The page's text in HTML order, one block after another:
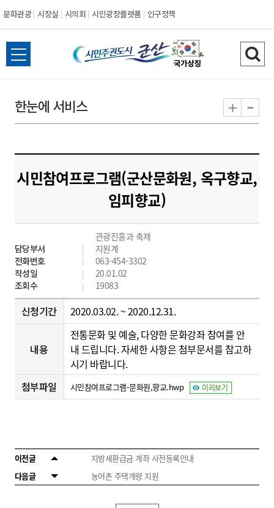
문화관광 시장실 시의회 시민광장플랫폼 인구정책
시
민
도
시
군
산
전
체
뉴
열
검
색
기
한눈에 서비스 + -
시민참여프로그램(군산문화원, 옥구향교,
임피향교)
담당부서
관광진흥과 축제
지원계
전화번호
063-454-3302
작성일
20.01.02
조회수
19083
신청기간 2020.03.02. ~ 2020.12.31.
내용
전통문화 및 예술, 다양한 문화강좌 참여를 안
내 드립니다. 자세한 사항은 첨부문서를 참고하
시기 바랍니다.
첨부파일
시민참여프로그램-문화원,향교.hwp 미리보기
이전글
지방세환급금 계좌 사전등록안내
다음글
농어촌 주택개량 지원